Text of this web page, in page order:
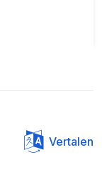
Vertalen